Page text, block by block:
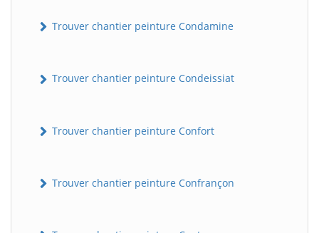
Trouver chantier peinture Condamine
Trouver chantier peinture Condeissiat
Trouver chantier peinture Confort
Trouver chantier peinture Confrançon
BatiWebPro